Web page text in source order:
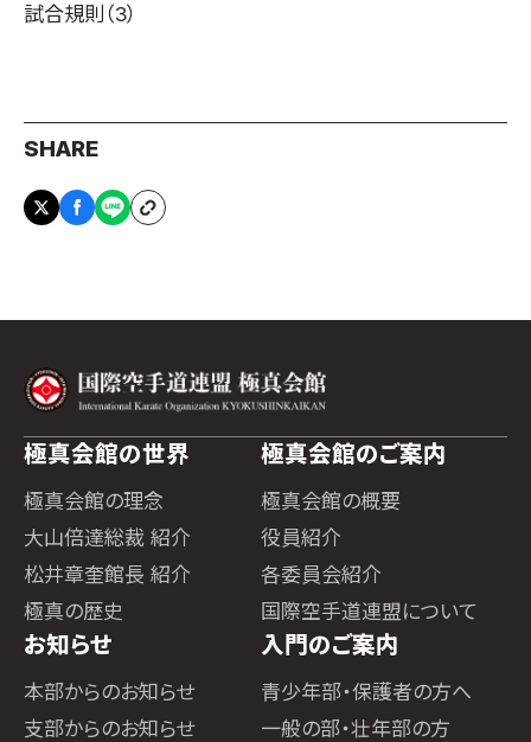
試合規則 （3）
SHARE
極真会館の世界
極真会館の理念
大山倍達総裁 紹介
松井章奎館長 紹介
極真の歴史
極真会館のご案内
極真会館の概要
役員紹介
各委員会紹介
国際空手道連盟について
お知らせ
本部からのお知らせ
支部からのお知らせ
入門のご案内
青少年部・保護者の方へ
一般の部・壮年部の方